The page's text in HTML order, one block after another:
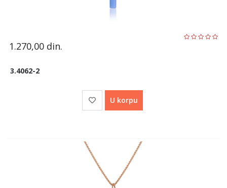
1.270,00 din.
3.4062-2
U korpu